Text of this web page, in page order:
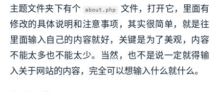
主题文件夹下有个 about.php
文件，打开它，里面有
修改的具体说明和注意事项，其实很简单，就是往
里面输入自己的内容就好，关键是为了美观，内容
不能太多也不能太少。当然，也不是说一定就得输
入关于网站的内容，完全可以想输入什么就什么。